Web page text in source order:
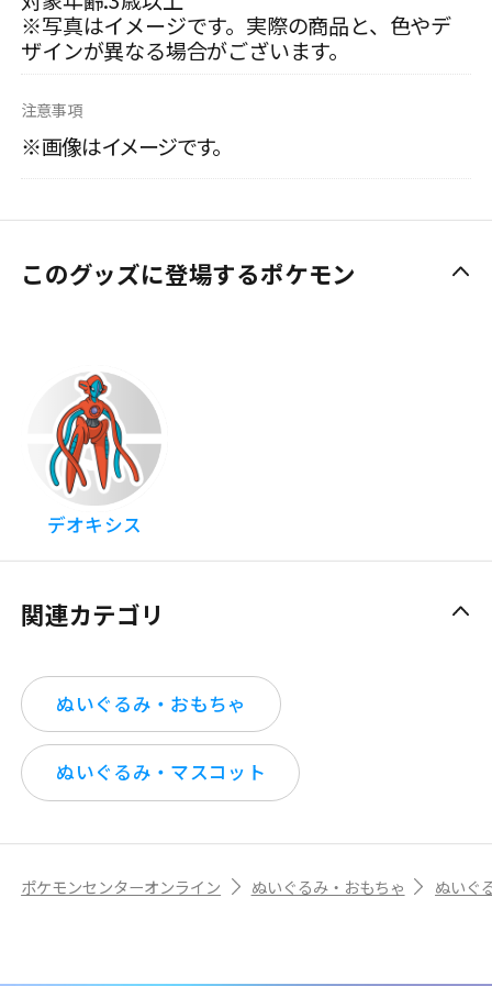
※写真はイメージです。実際の商品と、色やデ
ザインが異なる場合がございます。
注意事項
※画像はイメージです。
このグッズに登場するポケモン
デオキシス
関連カテゴリ
ぬいぐるみ・おもちゃ
ぬいぐるみ・マスコット
ポケモンセンターオンライン ぬいぐるみ・おもちゃ ぬいぐ